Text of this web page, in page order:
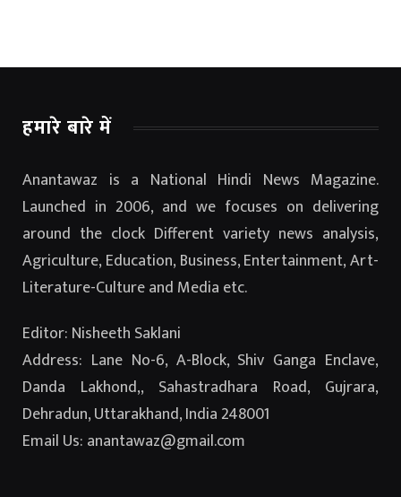
हमारे बारे में
Anantawaz is a National Hindi News Magazine.
Launched in 2006, and we focuses on delivering
around the clock Different variety news analysis,
Agriculture, Education, Business, Entertainment, Art-
Literature-Culture and Media etc.
Editor: Nisheeth Saklani
Address: Lane No-6, A-Block, Shiv Ganga Enclave,
Danda Lakhond,, Sahastradhara Road, Gujrara,
Dehradun, Uttarakhand, India 248001
Email Us: anantawaz@gmail.com